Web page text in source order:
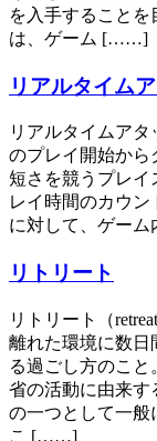
を入手することを
は、ゲーム [……]
リアルタイム
リアルタイムアタ
のプレイ開始から
短さを競うプレイ
レイ時間のカウン
に対して、ゲー
リトリート
リトリート（
離れた環境に数日
る過ごし方のこ
省の活動に由来す
の一つとして一般
こ [……]